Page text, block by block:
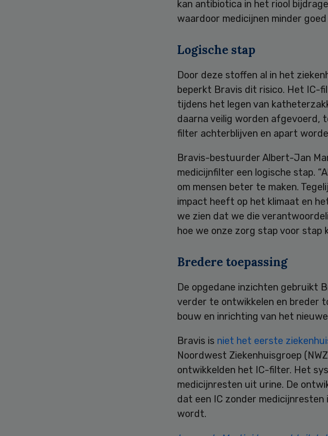
kan antibiotica in het riool
waardoor medicijnen minder
Logische stap
Door deze stoffen al in het
beperkt Bravis dit risico. Het IC-
tijdens het legen van
daarna veilig worden afgevoerd,
filter achterblijven en apart
Bravis-bestuurder Albert-Jan
medicijnfilter een logische stap.
om mensen beter te maken.
impact heeft op het klimaat en
we zien dat we die
hoe we onze zorg stap voor stap
Bredere toepassing
De opgedane inzichten gebruikt
verder te ontwikkelen en breder
bouw en inrichting van het
Bravis is niet het eerste
Noordwest Ziekenhuisgroep
ontwikkelden het IC-filter. Het
medicijnresten uit urine. De
dat een IC zonder
wordt.